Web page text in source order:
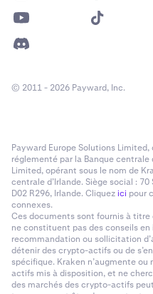
© 2011 - 2026 Payward, Inc.
Payward Europe Solutions
réglementé par la Banque centrale
Limited, opérant sous le nom de
centrale d’Irlande. Siège social : 70
D02 R296, Irlande. Cliquezici pour
connexes.
Ces documents sont fournis à
ne constituent pas des conseils
recommandation ou sollicitation
détenir des crypto-actifs ou de
spécifique. Kraken n’augmente
actifs mis à disposition, et ne
des marchés des crypto-actifs